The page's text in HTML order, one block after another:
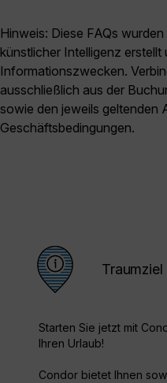
Hinweis: Diese FAQs
künstlicher Intelligenz
Informationszwecken.
ausschließlich aus der
sowie den jeweils geltenden
Geschäftsbedingungen.
Starten Sie jetzt mit
Ihren Urlaub!
Condor bietet Ihnen